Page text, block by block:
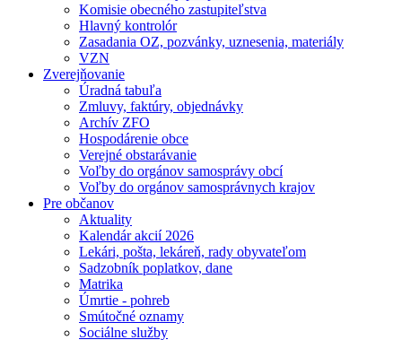
Komisie obecného zastupiteľstva
Hlavný kontrolór
Zasadania OZ, pozvánky, uznesenia, materiály
VZN
Zverejňovanie
Úradná tabuľa
Zmluvy, faktúry, objednávky
Archív ZFO
Hospodárenie obce
Verejné obstarávanie
Voľby do orgánov samosprávy obcí
Voľby do orgánov samosprávnych krajov
Pre občanov
Aktuality
Kalendár akcií 2026
Lekári, pošta, lekáreň, rady obyvateľom
Sadzobník poplatkov, dane
Matrika
Úmrtie - pohreb
Smútočné oznamy
Sociálne služby